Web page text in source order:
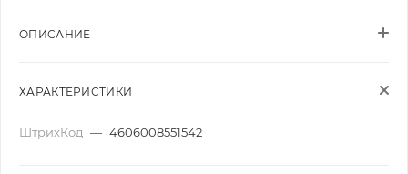
ОПИСАНИЕ
ХАРАКТЕРИСТИКИ
ШтрихКод — 4606008551542